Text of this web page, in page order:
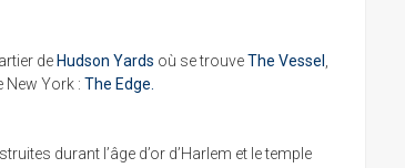
deHudson Yards où se trouveThe Vessel
York : The Edge.
durant l’âge d’or d’Harlem et le temple